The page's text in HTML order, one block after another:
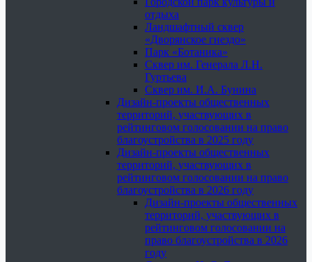
отдыха
Ландшафтный сквер
«Дворянское гнездо»
Парк «Ботаника»
Сквер им. Генерала Л.Н.
Гуртьева
Сквер им. И.А. Бунина
Дизайн-проекты общественных
территорий, участвующих в
рейтинговом голосовании на право
благоустройства в 2025 году
Дизайн-проекты общественных
территорий, участвующих в
рейтинговом голосовании на право
благоустройства в 2026 году
Дизайн-проекты общественных
территорий, участвующих в
рейтинговом голосовании на
право благоустройства в 2026
году